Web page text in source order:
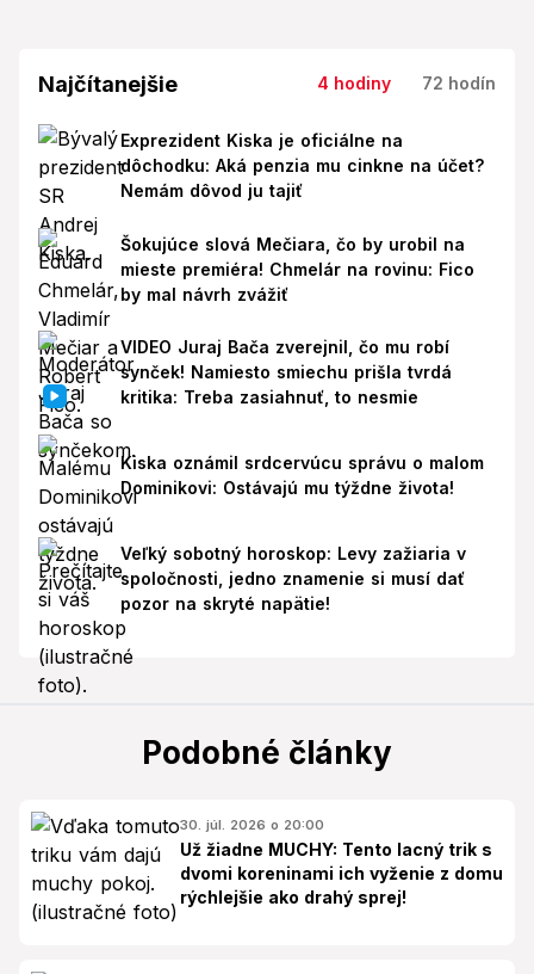
Najčítanejšie 4 hodiny 72 hodín
Exprezident Kiska je oficiálne na
dôchodku: Aká penzia mu cinkne na účet?
Nemám dôvod ju tajiť
Šokujúce slová Mečiara, čo by urobil na
mieste premiéra! Chmelár na rovinu: Fico
by mal návrh zvážiť
VIDEO Juraj Bača zverejnil, čo mu robí
synček! Namiesto smiechu prišla tvrdá
kritika: Treba zasiahnuť, to nesmie
Kiska oznámil srdcervúcu správu o malom
Dominikovi: Ostávajú mu týždne života!
Veľký sobotný horoskop: Levy zažiaria v
spoločnosti, jedno znamenie si musí dať
pozor na skryté napätie!
Podobné články
30. júl. 2026 o 20:00
Už žiadne MUCHY: Tento lacný trik s
dvomi koreninami ich vyženie z domu
rýchlejšie ako drahý sprej!